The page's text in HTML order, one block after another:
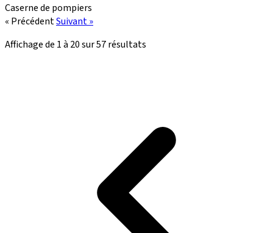
Caserne de pompiers
« PrécédentSuivant »
Affichage de 1à 20sur57résultats